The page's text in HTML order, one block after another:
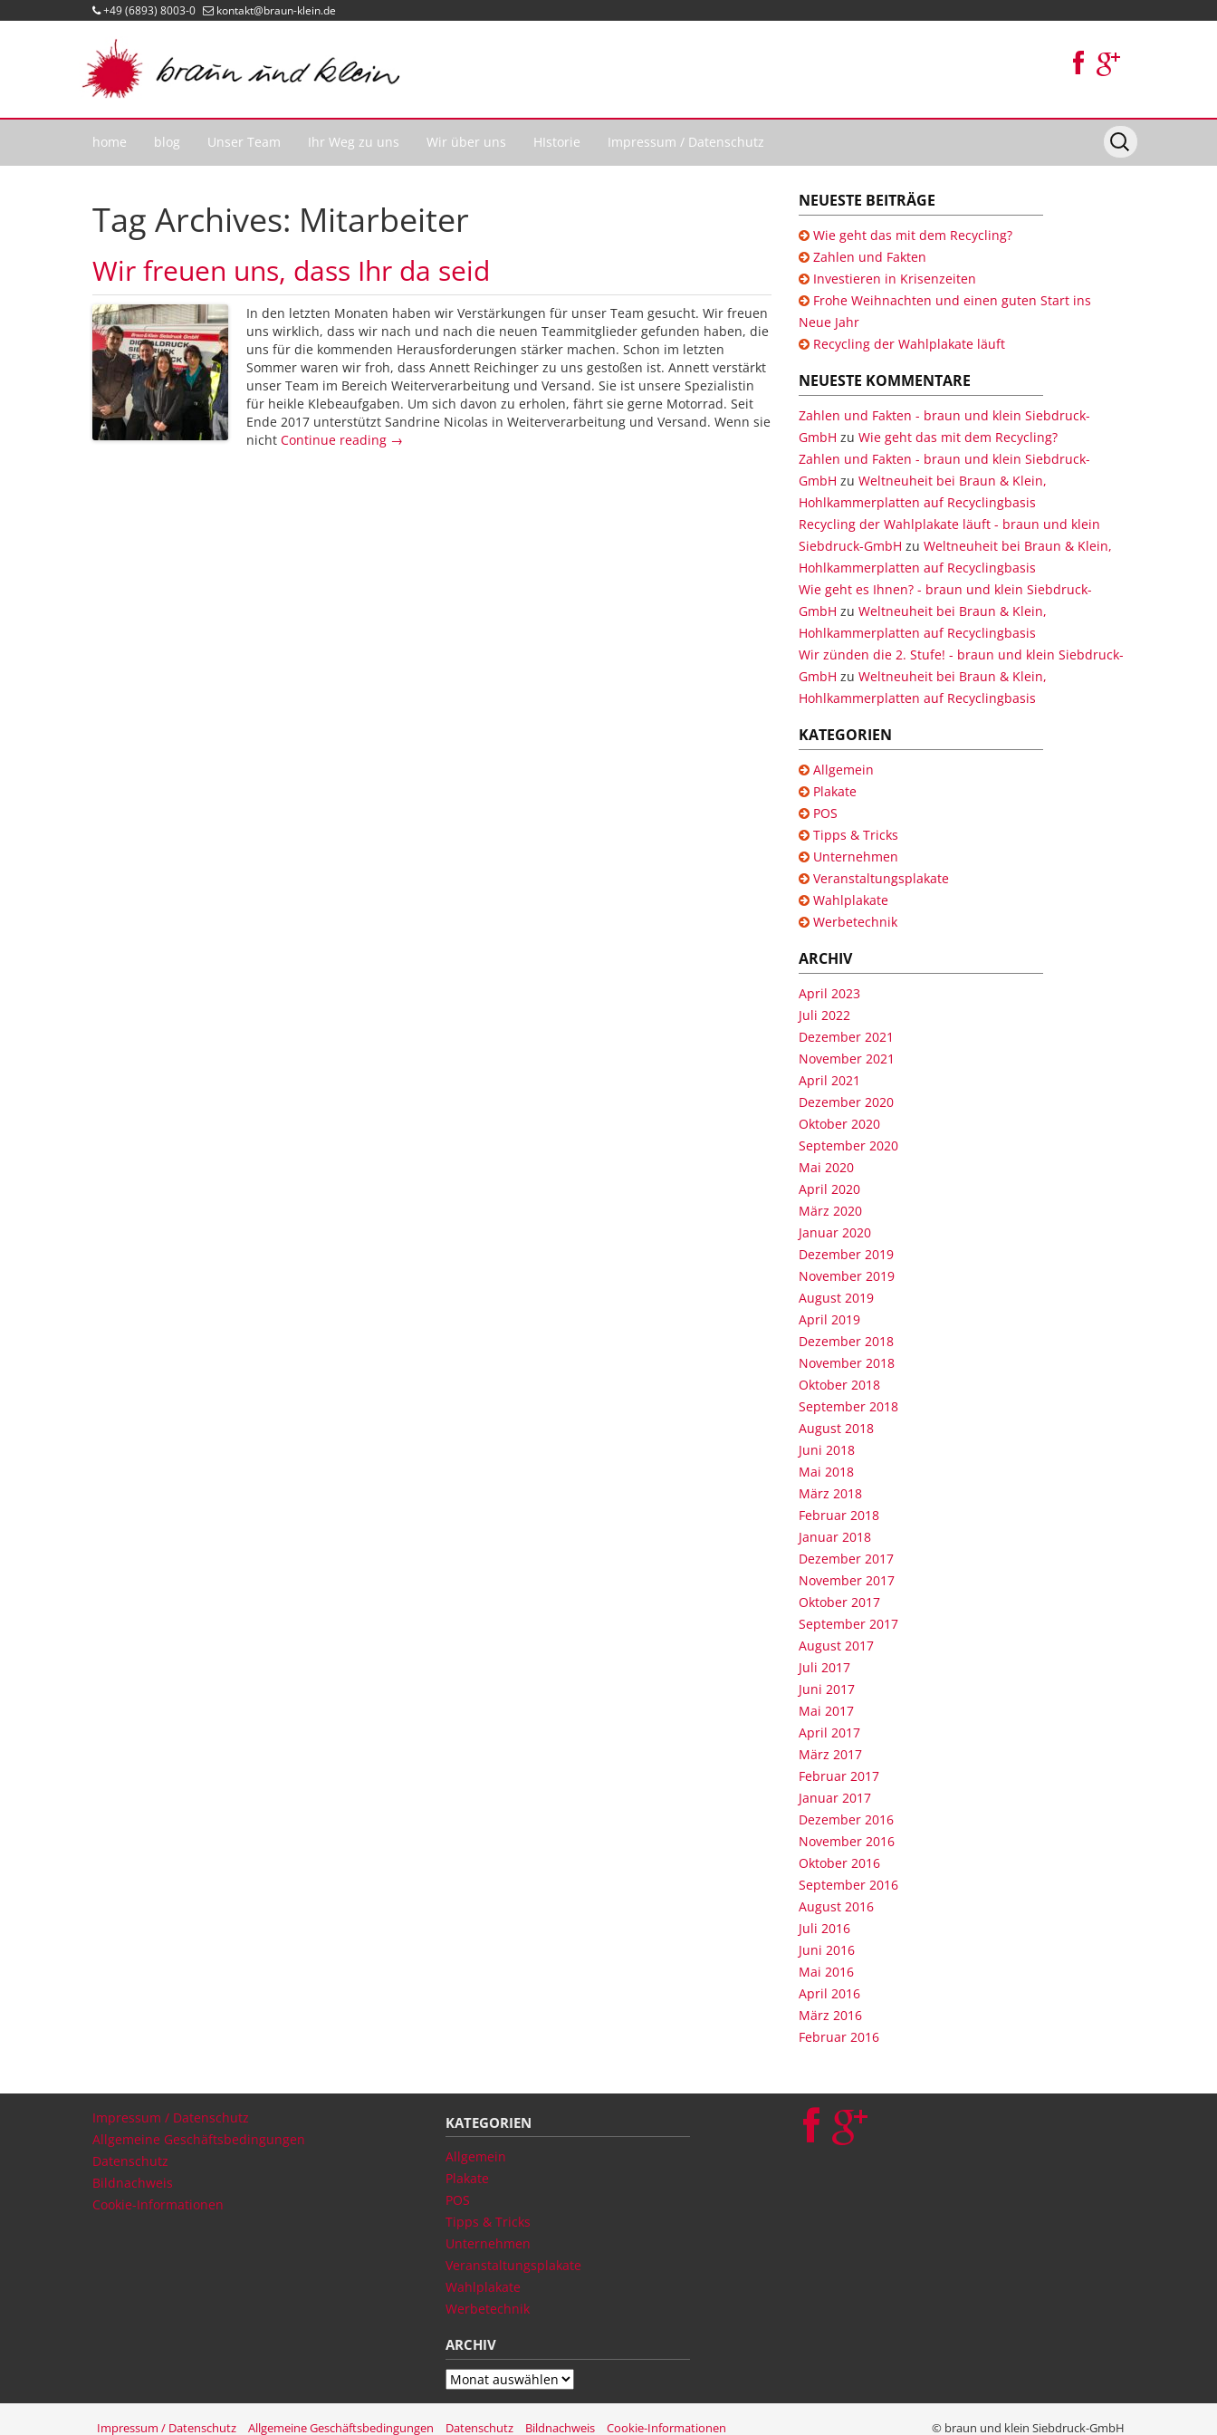
+49 (6893) 8003-0 kontakt@braun-klein.de
home blog Unser Team Ihr Weg zu uns Wir über uns HIstorie Impressum / Datenschutz
Tag Archives: Mitarbeiter
Wir freuen uns, dass Ihr da seid
In den letzten Monaten haben wir Verstärkungen für unser Team gesucht. Wir freuen
uns wirklich, dass wir nach und nach die neuen Teammitglieder gefunden haben, die
uns für die kommenden Herausforderungen stärker machen. Schon im letzten
Sommer waren wir froh, dass Annett Reichinger zu uns gestoßen ist. Annett verstärkt
unser Team im Bereich Weiterverarbeitung und Versand. Sie ist unsere Spezialistin
für heikle Klebeaufgaben. Um sich davon zu erholen, fährt sie gerne Motorrad. Seit
Ende 2017 unterstützt Sandrine Nicolas in Weiterverarbeitung und Versand. Wenn sie
nicht Continue reading →
NEUESTE BEITRÄGE
Wie geht das mit dem Recycling?
Zahlen und Fakten
Investieren in Krisenzeiten
Frohe Weihnachten und einen guten Start ins
Neue Jahr
Recycling der Wahlplakate läuft
NEUESTE KOMMENTARE
Zahlen und Fakten - braun und klein Siebdruck-
GmbH zu Wie geht das mit dem Recycling?
Zahlen und Fakten - braun und klein Siebdruck-
GmbH zu Weltneuheit bei Braun & Klein,
Hohlkammerplatten auf Recyclingbasis
Recycling der Wahlplakate läuft - braun und klein
Siebdruck-GmbH zu Weltneuheit bei Braun & Klein,
Hohlkammerplatten auf Recyclingbasis
Wie geht es Ihnen? - braun und klein Siebdruck-
GmbH zu Weltneuheit bei Braun & Klein,
Hohlkammerplatten auf Recyclingbasis
Wir zünden die 2. Stufe! - braun und klein Siebdruck-
GmbH zu Weltneuheit bei Braun & Klein,
Hohlkammerplatten auf Recyclingbasis
KATEGORIEN
Allgemein
Plakate
POS
Tipps & Tricks
Unternehmen
Veranstaltungsplakate
Wahlplakate
Werbetechnik
ARCHIV
April 2023
Juli 2022
Dezember 2021
November 2021
April 2021
Dezember 2020
Oktober 2020
September 2020
Mai 2020
April 2020
März 2020
Januar 2020
Dezember 2019
November 2019
August 2019
April 2019
Dezember 2018
November 2018
Oktober 2018
September 2018
August 2018
Juni 2018
Mai 2018
März 2018
Februar 2018
Januar 2018
Dezember 2017
November 2017
Oktober 2017
September 2017
August 2017
Juli 2017
Juni 2017
Mai 2017
April 2017
März 2017
Februar 2017
Januar 2017
Dezember 2016
November 2016
Oktober 2016
September 2016
August 2016
Juli 2016
Juni 2016
Mai 2016
April 2016
März 2016
Februar 2016
Impressum / Datenschutz
Allgemeine Geschäftsbedingungen
Datenschutz
Bildnachweis
Cookie-Informationen
KATEGORIEN
Allgemein
Plakate
POS
Tipps & Tricks
Unternehmen
Veranstaltungsplakate
Wahlplakate
Werbetechnik
ARCHIV
Archiv
Impressum / Datenschutz Allgemeine Geschäftsbedingungen Datenschutz Bildnachweis Cookie-Informationen © braun und klein Siebdruck-GmbH